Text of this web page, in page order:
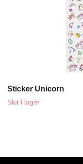
Sticker Unicorn
Slut i lager